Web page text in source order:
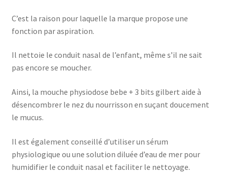
C’est la raison pour laquelle la marque propose une
fonction par aspiration.
Il nettoie le conduit nasal de l’enfant, même s’il ne sait
pas encore se moucher.
Ainsi, la mouche physiodose bebe + 3 bits gilbert aide à
désencombrer le nez du nourrisson en suçant doucement
le mucus.
Il est également conseillé d’utiliser un sérum
physiologique ou une solution diluée d’eau de mer pour
humidifier le conduit nasal et faciliter le nettoyage.